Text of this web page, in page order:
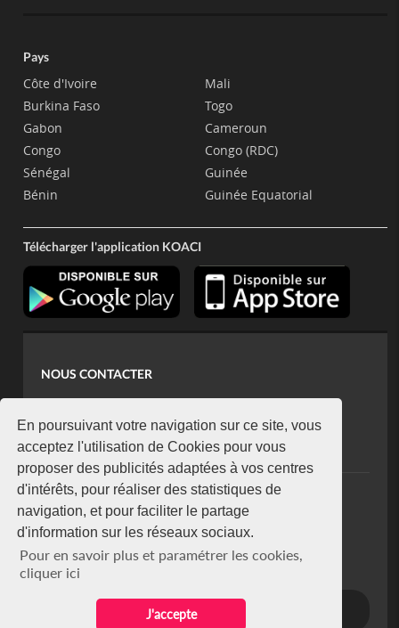
En poursuivant votre navigation sur ce site, vous
acceptez l'utilisation de Cookies pour vous
proposer des publicités adaptées à vos centres
d'intérêts, pour réaliser des statistiques de
navigation, et pour faciliter le partage
d'information sur les réseaux sociaux.
Pour en savoir plus et paramétrer les cookies,
cliquer ici
J'accepte
Pays
Côte d'Ivoire
Burkina Faso
Gabon
Congo
Sénégal
Bénin
Mali
Togo
Cameroun
Congo (RDC)
Guinée
Guinée Equatorial
Télécharger l'application KOACI
NOUS CONTACTER
koaci@yahoo.fr
+225 07 08 85 52 93
NEWSLETTER
Restez connecté via notre newsletter
S'abonner
Se désabonner